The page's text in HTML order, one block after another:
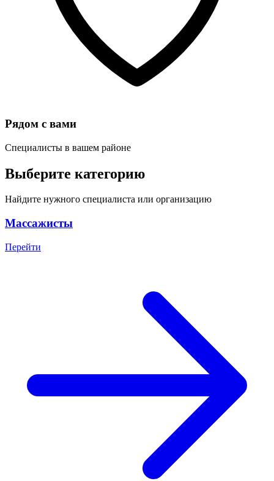
Рядом с вами
Специалисты в вашем районе
Выберите категорию
Найдите нужного специалиста или организацию
Массажисты
Перейти